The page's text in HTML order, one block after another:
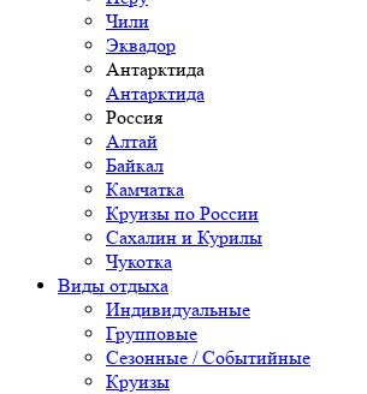
Чили
Эквадор
Антарктида
Антарктида
Россия
Алтай
Байкал
Камчатка
Круизы по России
Сахалин и Курилы
Чукотка
Виды отдыха
Индивидуальные
Групповые
Сезонные / Событийные
Круизы